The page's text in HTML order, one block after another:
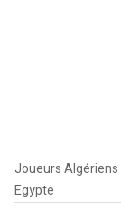
Joueurs Algériens
Egypte